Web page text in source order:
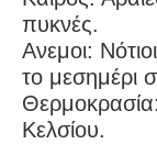
πυκνές.
Ανεμοι:
το μεσημέρι
Κελσίου.